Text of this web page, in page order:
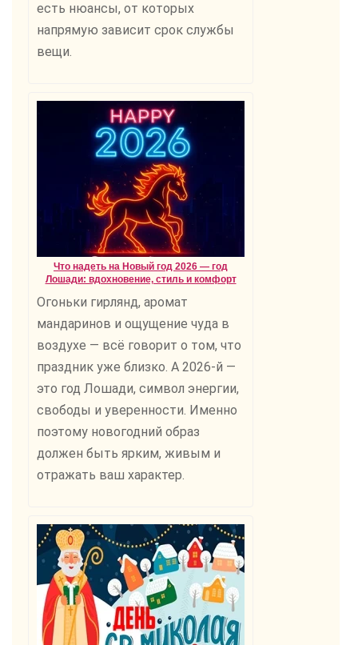
есть нюансы, от которых
напрямую зависит срок службы
вещи.
Что надеть на Новый год 2026 — год
Лошади: вдохновение, стиль и комфорт
Огоньки гирлянд, аромат
мандаринов и ощущение чуда в
воздухе — всё говорит о том, что
праздник уже близко. А 2026-й —
это год Лошади, символ энергии,
свободы и уверенности. Именно
поэтому новогодний образ
должен быть ярким, живым и
отражать ваш характер.